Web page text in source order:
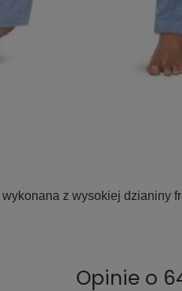
z wysokiej dzianiny
Opinie o